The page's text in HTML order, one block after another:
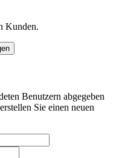
Kunden.
Benutzern abgegeben
Sie einen neuen